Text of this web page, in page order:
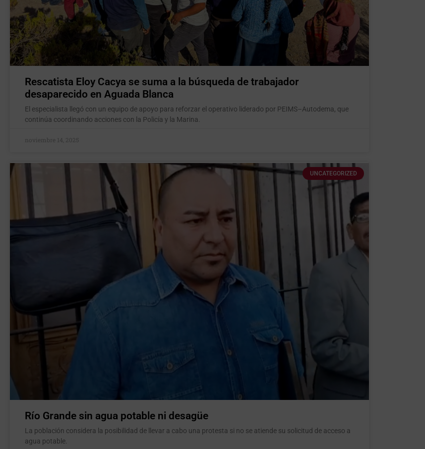
Rescatista Eloy Cacya se suma a la búsqueda de trabajador
desaparecido en Aguada Blanca
El especialista llegó con un equipo de apoyo para reforzar el operativo liderado por PEIMS–Autodema, que
continúa coordinando acciones con la Policía y la Marina.
noviembre 14, 2025
UNCATEGORIZED
Río Grande sin agua potable ni desagüe
La población considera la posibilidad de llevar a cabo una protesta si no se atiende su solicitud de acceso a
agua potable.